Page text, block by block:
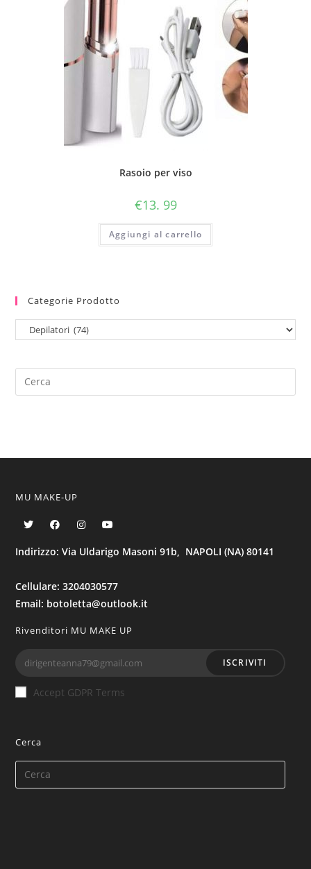
Rasoio per viso
€13. 99
Aggiungi al carrello
Categorie Prodotto
MU MAKE-UP
Indirizzo: Via Uldarigo Masoni 91b, NAPOLI (NA) 80141
Cellulare: 3204030577
Email: botoletta@outlook.it
Rivenditori MU MAKE UP
ISCRIVITI
Accept GDPR Terms
Cerca